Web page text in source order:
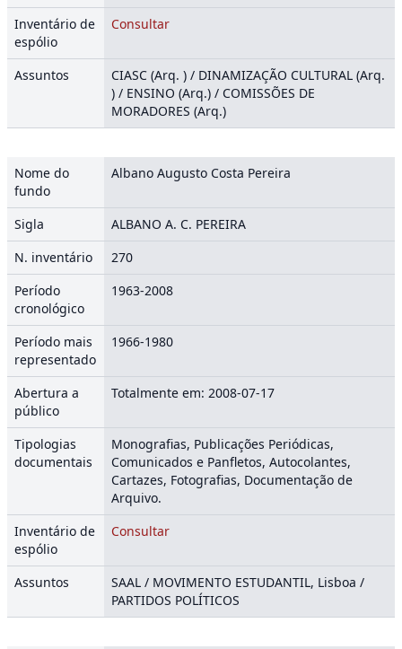
Inventário de
espólio
Consultar
Assuntos
CIASC (Arq. ) / DINAMIZAÇÃO CULTURAL (Arq.
) / ENSINO (Arq.) / COMISSÕES DE
MORADORES (Arq.)
Nome do
fundo
Albano Augusto Costa Pereira
Sigla
ALBANO A. C. PEREIRA
N. inventário
270
Período
cronológico
1963-2008
Período mais
representado
1966-1980
Abertura a
público
Totalmente em: 2008-07-17
Tipologias
documentais
Monografias, Publicações Periódicas,
Comunicados e Panfletos, Autocolantes,
Cartazes, Fotografias, Documentação de
Arquivo.
Inventário de
espólio
Consultar
Assuntos
SAAL / MOVIMENTO ESTUDANTIL, Lisboa /
PARTIDOS POLÍTICOS